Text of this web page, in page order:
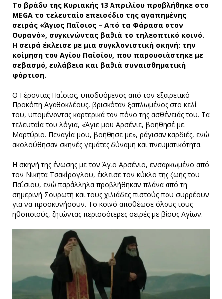
Το βράδυ της Κυριακής 13 Απριλίου προβλήθηκε στο
MEGA το τελευταίο επεισόδιο της αγαπημένης
σειράς «Άγιος Παΐσιος – Από τα Φάρασα στον
Ουρανό», συγκινώντας βαθιά το τηλεοπτικό κοινό.
Η σειρά έκλεισε με μια συγκλονιστική σκηνή: την
κοίμηση του Αγίου Παϊσίου, που παρουσιάστηκε με
σεβασμό, ευλάβεια και βαθιά συναισθηματική
φόρτιση.
Ο Γέροντας Παΐσιος, υποδυόμενος από τον εξαιρετικό
Προκόπη Αγαθοκλέους, βρισκόταν ξαπλωμένος στο κελί
του, υπομένοντας καρτερικά τον πόνο της ασθένειάς του. Τα
τελευταία του λόγια, «Άγιε μου Αρσένιε, βοήθησέ με.
Μαρτύριο. Παναγία μου, βοήθησε με», ράγισαν καρδιές, ενώ
ακολούθησαν σκηνές γεμάτες δύναμη και πνευματικότητα.
Η σκηνή της ένωσης με τον Άγιο Αρσένιο, ενσαρκωμένο από
τον Νικήτα Τσακίρογλου, έκλεισε τον κύκλο της ζωής του
Παΐσιου, ενώ παράλληλα προβλήθηκαν πλάνα από τη
σημερινή Σουρωτή και τους χιλιάδες πιστούς που συρρέουν
για να προσκυνήσουν. Το κοινό αποθέωσε όλους τους
ηθοποιούς, ζητώντας περισσότερες σειρές με βίους Αγίων.